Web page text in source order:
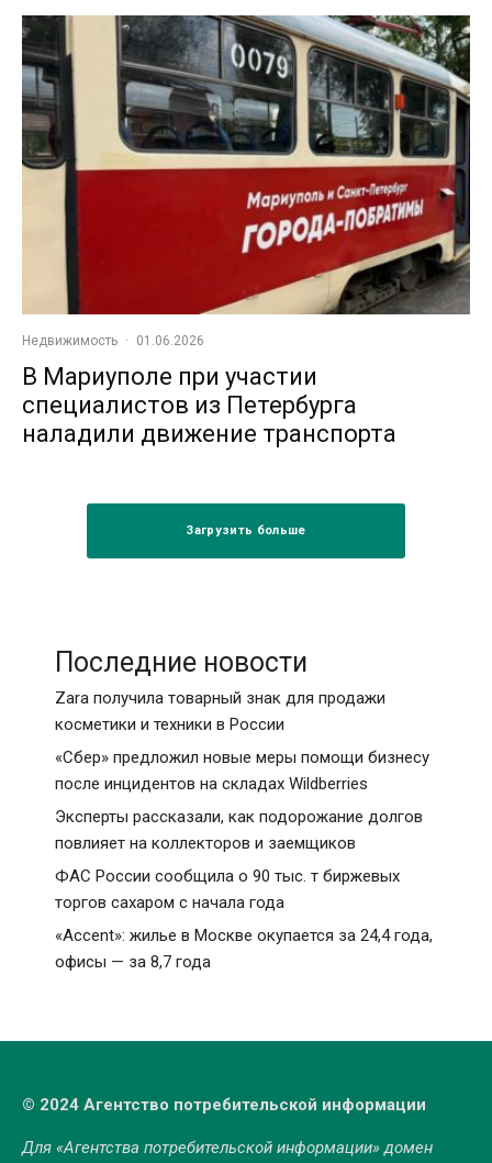
Недвижимость · 01.06.2026
В Мариуполе при участии
специалистов из Петербурга
наладили движение транспорта
Загрузить больше
Последние новости
Zara получила товарный знак для продажи
косметики и техники в России
«Сбер» предложил новые меры помощи бизнесу
после инцидентов на складах Wildberries
Эксперты рассказали, как подорожание долгов
повлияет на коллекторов и заемщиков
ФАС России сообщила о 90 тыс. т биржевых
торгов сахаром с начала года
«Accent»: жилье в Москве окупается за 24,4 года,
офисы — за 8,7 года
© 2024 Агентство потребительской информации
Для «Агентства потребительской информации» домен